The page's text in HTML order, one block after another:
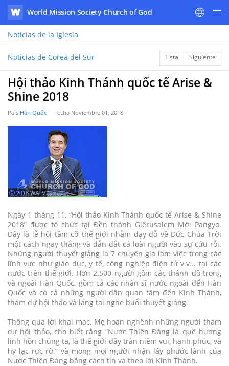
WATV
World Mission Society Church of God
Noticias de la Iglesia
Noticias de Corea del Sur Lista Siguiente
Hội thảo Kinh Thánh quốc tế Arise &
Shine 2018
País Hàn Quốc Fecha Noviembre 01, 2018
ⓒ 2018 WATV
Ngày 1 tháng 11, “Hội thảo Kinh Thánh quốc tế Arise & Shine
2018” được tổ chức tại Ðền thánh Giêrusalem Mới Pangyo.
Đây là lễ hội tầm cỡ thế giới nhằm dạy dỗ về Đức Chúa Trời
một cách ngay thẳng và dẫn dắt cả loài người vào sự cứu rỗi.
Những người thuyết giảng là 7 chuyên gia làm việc trong các
lĩnh vực như giáo dục, y tế, công nghiệp điện tử v.v... tại các
nước trên thế giới. Hơn 2.500 người gồm các thánh đồ trong
và ngoài Hàn Quốc, gồm cả các nhân sĩ nước ngoài đến Hàn
Quốc và có cả những người dân quan tâm đến Kinh Thánh,
tham dự hội thảo và lắng tai nghe buổi thuyết giảng.
Thông qua lời khai mạc, Mẹ hoan nghênh những người tham
dự hội thảo, cho biết rằng “Nước Thiên Đàng là quê hương
linh hồn chúng ta, là thế giới đầy tràn niềm vui, hạnh phúc, và
hy lạc rực rỡ.” và mong mọi người nhận lấy phước lành của
Nước Thiên Đàng bằng cách tin và theo lời Kinh Thánh.